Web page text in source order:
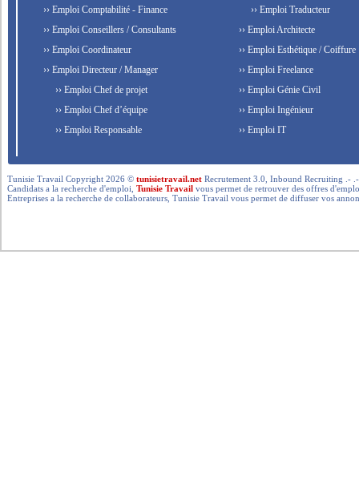
›› Emploi Comptabilité - Finance
›› Emploi Conseillers / Consultants
›› Emploi Coordinateur
›› Emploi Directeur / Manager
›› Emploi Chef de projet
›› Emploi Chef d’équipe
›› Emploi Responsable
›› Emploi Traducteur
›› Emploi Architecte
›› Emploi Esthétique / Coiffure
›› Emploi Freelance
›› Emploi Génie Civil
›› Emploi Ingénieur
›› Emploi IT
Tunisie Travail Copyright 2026 ©tunisietravail.net Recrutement 3.0, Inbound Recruiting .-
Candidats a la recherche d'emploi,Tunisie Travail vous permet de retrouver des offres
Entreprises a la recherche de collaborateurs, Tunisie Travail vous permet de diffuser vos